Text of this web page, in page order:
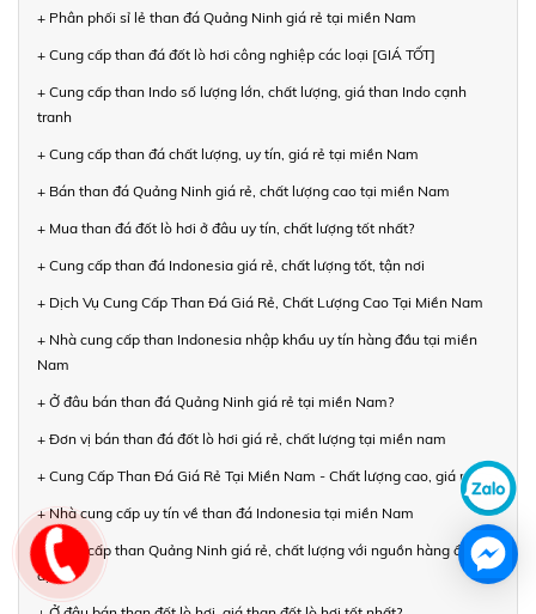
+ Phân phối sỉ lẻ than đá Quảng Ninh giá rẻ tại miền Nam
+ Cung cấp than đá đốt lò hơi công nghiệp các loại [GIÁ TỐT]
+ Cung cấp than Indo số lượng lớn, chất lượng, giá than Indo cạnh
tranh
+ Cung cấp than đá chất lượng, uy tín, giá rẻ tại miền Nam
+ Bán than đá Quảng Ninh giá rẻ, chất lượng cao tại miền Nam
+ Mua than đá đốt lò hơi ở đâu uy tín, chất lượng tốt nhất?
+ Cung cấp than đá Indonesia giá rẻ, chất lượng tốt, tận nơi
+ Dịch Vụ Cung Cấp Than Đá Giá Rẻ, Chất Lượng Cao Tại Miền Nam
+ Nhà cung cấp than Indonesia nhập khẩu uy tín hàng đầu tại miền
Nam
+ Ở đâu bán than đá Quảng Ninh giá rẻ tại miền Nam?
+ Đơn vị bán than đá đốt lò hơi giá rẻ, chất lượng tại miền nam
+ Cung Cấp Than Đá Giá Rẻ Tại Miền Nam - Chất lượng cao, giá rẻ
+ Nhà cung cấp uy tín về than đá Indonesia tại miền Nam
+ Cung cấp than Quảng Ninh giá rẻ, chất lượng với nguồn hàng ổn
định